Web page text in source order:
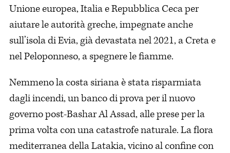
Unione europea, Italia e Repubblica Ceca per
aiutare le autorità greche, impegnate anche
sull’isola di Evia, già devastata nel 2021, a Creta e
nel Peloponneso, a spegnere le fiamme.
Nemmeno la costa siriana è stata risparmiata
dagli incendi, un banco di prova per il nuovo
governo post-Bashar Al Assad, alle prese per la
prima volta con una catastrofe naturale. La flora
mediterranea della Latakia, vicino al confine con